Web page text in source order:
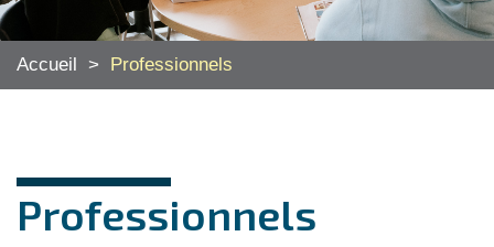
Accueil > Professionnels
Professionnels